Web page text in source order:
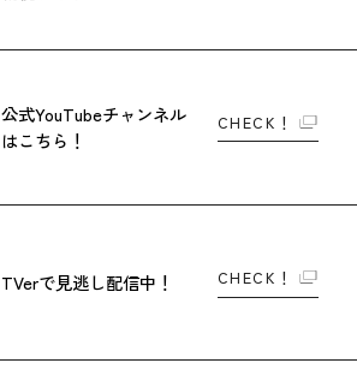
公式YouTubeチャンネル
はこちら！
CHECK！
TVerで見逃し配信中！ CHECK！